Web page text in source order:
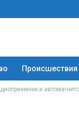
Происшествия
и